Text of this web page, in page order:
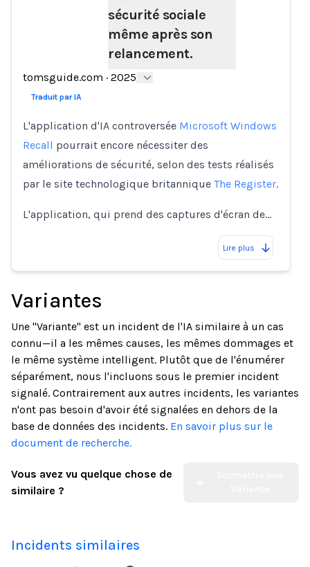
sécurité sociale
même après son
relancement.
tomsguide.com · 2025
Traduit par IA
L'application d'IA controversée Microsoft Windows
Recall pourrait encore nécessiter des
améliorations de sécurité, selon des tests réalisés
par le site technologique britannique The Register.
L'application, qui prend des captures d'écran de…
Lire plus
Variantes
Une "Variante" est un incident de l'IA similaire à un cas
connu—il a les mêmes causes, les mêmes dommages et
le même système intelligent. Plutôt que de l'énumérer
séparément, nous l'incluons sous le premier incident
signalé. Contrairement aux autres incidents, les variantes
n'ont pas besoin d'avoir été signalées en dehors de la
base de données des incidents. En savoir plus sur le
document de recherche.
Vous avez vu quelque chose de
similaire ?
Incidents similaires